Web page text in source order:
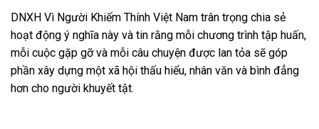
DNXH Vì Người Khiếm Thính Việt Nam trân trọng chia sẻ
hoạt động ý nghĩa này và tin rằng mỗi chương trình tập huấn,
mỗi cuộc gặp gỡ và mỗi câu chuyện được lan tỏa sẽ góp
phần xây dựng một xã hội thấu hiểu, nhân văn và bình đẳng
hơn cho người khuyết tật.